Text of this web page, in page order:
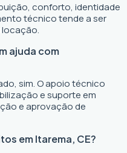
conforto, identidade
técnico tende a ser
locação.
ajuda com
sim. O apoio técnico
e suporte em
e aprovação de
em Itarema, CE?